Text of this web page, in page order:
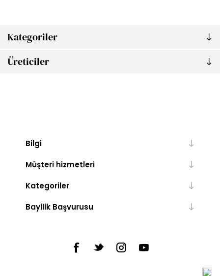
Kategoriler
Üreticiler
Bilgi
Müşteri hizmetleri
Kategoriler
Bayilik Başvurusu